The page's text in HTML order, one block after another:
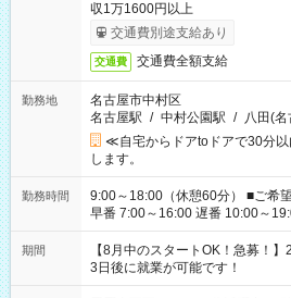
収1万1600円以上
交通費別途支給あり
交通費 交通費全額支給
勤務地
名古屋市中村区
名古屋駅 / 中村公園駅 / 八田(
≪自宅からドアtoドアで30分
します。
勤務時間
9:00～18:00（休憩60分） ■ご希望があれば下記シフトもOK！
早番 7:00～16:00 遅番 10:00～19:00
と休みを合わせたい」 「余裕を
「できれば残業はしたくない」
ね。 ※Wワーク希望の方へ 今ご覧のお仕事で希望する勤務時間
と、もう1つのお仕事の勤務時間
期間
【8月中のスタートOK！急募！
3日後に就業が可能です！